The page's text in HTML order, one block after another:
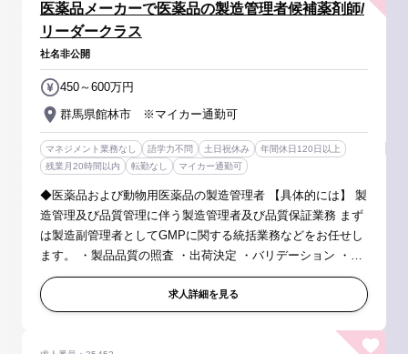
医薬品メーカーで医薬品の製造管理者候補薬剤師/
リーダークラス
社名非公開
群馬県館林市 ※マイカー通勤可
450～600万円
マネジメント業務なし 語学力不問 土日祝休み
年間休日120日以上
残業月20時間以内
転勤なし マイカー通勤可
◆医薬品および動物用医薬品の製造管理者 【具体的には】 製
造管理及び品質管理に伴う製造管理者及び品質保証業務 まず
は製造副管理者としてGMPに関する統括業務などをお任せし
ます。 ・製品品質の照査 ・出荷決定 ・バリデーション ・変
更管理に関する ・逸脱管理に関する ・苦情処理に関する ・
自己点検...
求人詳細を見る